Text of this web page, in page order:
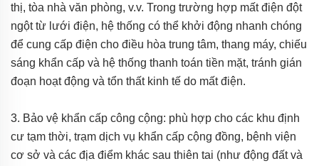
thị, tòa nhà văn phòng, v.v. Trong trường hợp mất điện đột
ngột từ lưới điện, hệ thống có thể khởi động nhanh chóng
để cung cấp điện cho điều hòa trung tâm, thang máy, chiếu
sáng khẩn cấp và hệ thống thanh toán tiền mặt, tránh gián
đoạn hoạt động và tổn thất kinh tế do mất điện.
3. Bảo vệ khẩn cấp công cộng: phù hợp cho các khu định
cư tạm thời, trạm dịch vụ khẩn cấp cộng đồng, bệnh viện
cơ sở và các địa điểm khác sau thiên tai (như động đất và